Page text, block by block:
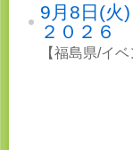
9月8日(火
２０２６
【福島県/イ